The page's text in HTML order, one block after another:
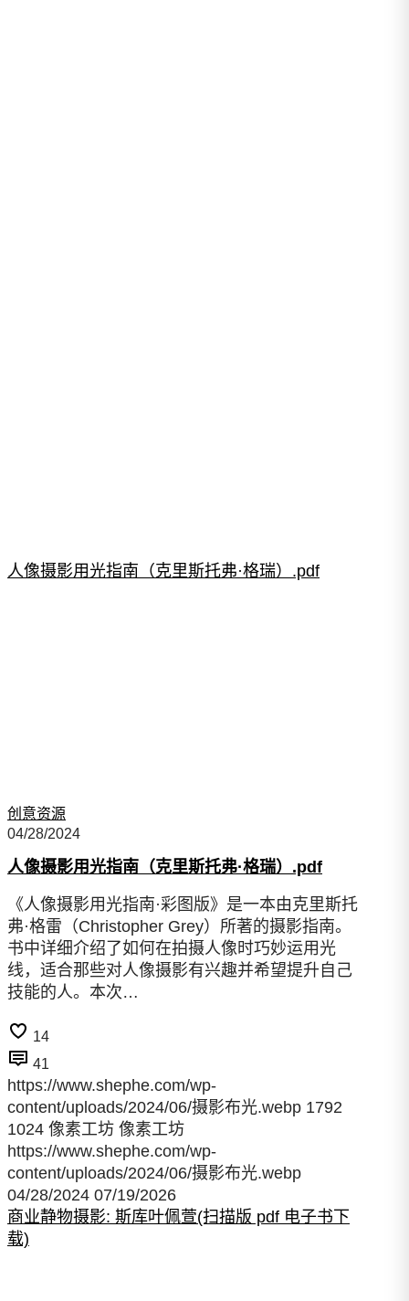
人像摄影用光指南（克里斯托弗·格瑞）.pdf
创意资源
04/28/2024
人像摄影用光指南（克里斯托弗·格瑞）.pdf
《人像摄影用光指南·彩图版》是一本由克里斯托
弗·格雷（Christopher Grey）所著的摄影指南。
书中详细介绍了如何在拍摄人像时巧妙运用光
线，适合那些对人像摄影有兴趣并希望提升自己
技能的人。本次…
14
41
https://www.shephe.com/wp-
content/uploads/2024/06/摄影布光.webp 1792
1024 像素工坊 像素工坊
https://www.shephe.com/wp-
content/uploads/2024/06/摄影布光.webp
04/28/2024 07/19/2026
商业静物摄影: 斯库叶佩萱(扫描版 pdf 电子书下
载)